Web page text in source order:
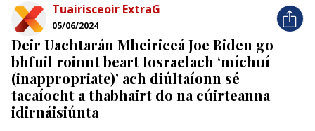
Tuairisceoir ExtraG
05/06/2024
Deir Uachtarán Mheiriceá Joe Biden go
bhfuil roinnt beart Iosraelach ‘míchuí
(inappropriate)’ ach diúltaíonn sé
tacaíocht a thabhairt do na cúirteanna
idirnáisiúnta